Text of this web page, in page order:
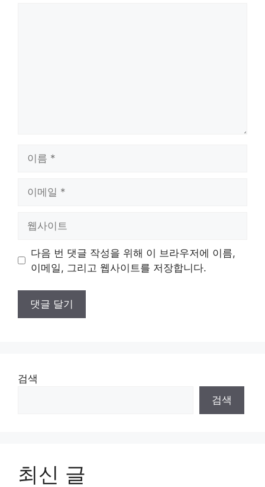
트
다음 번 댓글 작성을 위해 이 브라우저에 이름,
이메일, 그리고 웹사이트를 저장합니다.
검색
검색
최신 글